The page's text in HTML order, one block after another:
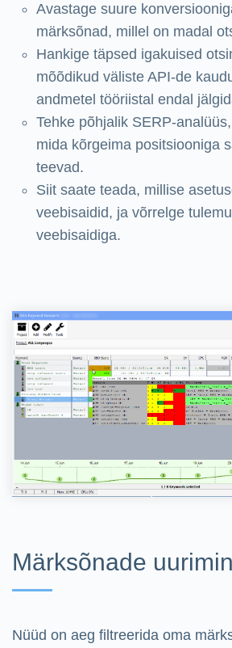
Avastage suure
märksõnad, millel on madal
Hankige täpsed igakuised
mõõdikud väliste API-de
andmetel tööriistal endal
Tehke põhjalik SERP-
mida kõrgeima positsiooniga
teevad.
Siit saate teada, millise
veebisaidid, ja võrrelge
veebisaidiga.
Märksõnade
Nüüd on aeg filtreerida oma